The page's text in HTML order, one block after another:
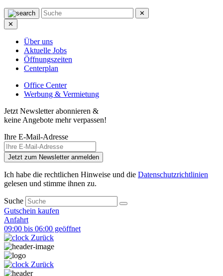
✕
✕
Über uns
Aktuelle Jobs
Öffnungszeiten
Centerplan
Office Center
Werbung & Vermietung
Jetzt Newsletter abonnieren &
keine Angebote mehr verpassen!
Ihre E-Mail-Adresse
Jetzt zum Newsletter anmelden
Ich habe die rechtlichen Hinweise und die Datenschutzrichtlinien
gelesen und stimme ihnen zu.
Suche
Gutschein kaufen
Anfahrt
09:00 bis 06:00 geöffnet
Zurück
Zurück